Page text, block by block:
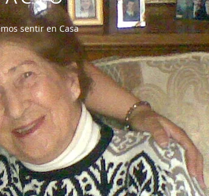
sentir en Casa